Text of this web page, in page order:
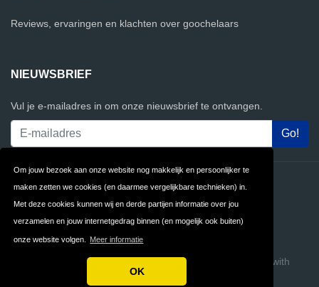
Om jouw bezoek aan onze website nog makkelijk en persoonlijker te
maken zetten we cookies (en daarmee vergelijkbare technieken) in.
Met deze cookies kunnen wij en derde partijen informatie over jou
verzamelen en jouw internetgedrag binnen (en mogelijk ook buiten)
onze website volgen. Meer informatie
OK
Reviews, ervaringen en klachten over goochelaars
NIEUWSBRIEF
Vul je e-mailadres in om onze nieuwsbrief te ontvangen.
Contact Privacy
Algemene FAQ
Copyright © 2026 Goochelaars.be
Build review sites with
ReviewTycoon